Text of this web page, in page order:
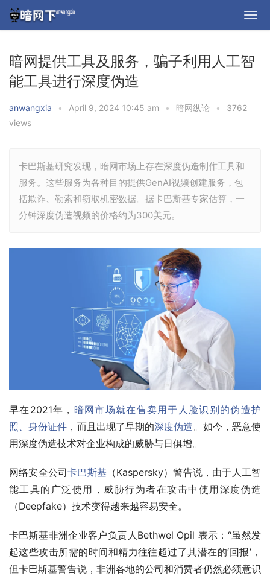
暗网提供工具及服务，骗子利用人工智
能工具进行深度伪造
anwangxia • April 9, 2024 10:45 am • 暗网纵论 •
3762
views
卡巴斯基研究发现，暗网市场上存在深度伪造制作工具和
服务。这些服务为各种目的提供GenAI视频创建服务，包
括欺诈、勒索和窃取机密数据。据卡巴斯基专家估算，一
分钟深度伪造视频的价格约为300美元。
早在2021年， 暗网市场就在售卖用于人脸识别的伪造护
照、身份证件 ，而且出现了早期的深度伪造。如今，恶意使
用深度伪造技术对企业构成的威胁与日俱增。
网络安全公司卡巴斯基 （Kaspersky）警告说，由于人工智
能工具的广泛使用，威胁行为者在攻击中使用深度伪造
（Deepfake）技术变得越来越容易安全。
卡巴斯基非洲企业客户负责人Bethwel Opil 表示：“虽然发
起这些攻击所需的时间和精力往往超过了其潜在的‘回报’，
但卡巴斯基警告说，非洲各地的公司和消费者仍然必须意识